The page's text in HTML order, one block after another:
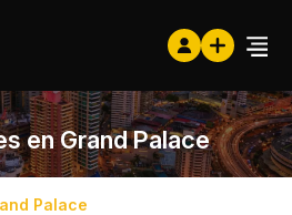
en Grand Palace
Palace